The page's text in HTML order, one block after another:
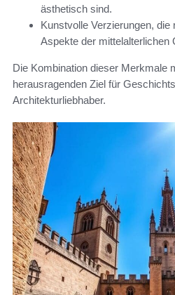
ästhetisch sind.
Kunstvolle Verzierungen, die
Aspekte der mittelalterlichen
Die Kombination dieser Merkmale
herausragenden Ziel für
Architekturliebhaber.